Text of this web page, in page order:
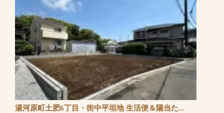
湯河原町土肥6丁目・街中平坦地 生活便＆陽当た...